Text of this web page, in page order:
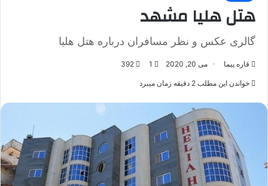
هتل هلیا مشهد
گالری عکس و نظر مسافران درباره هتل هلیا
قاره پیما می 20, 2020 1
392
خواندن این مطلب 2 دقیقه زمان میبرد